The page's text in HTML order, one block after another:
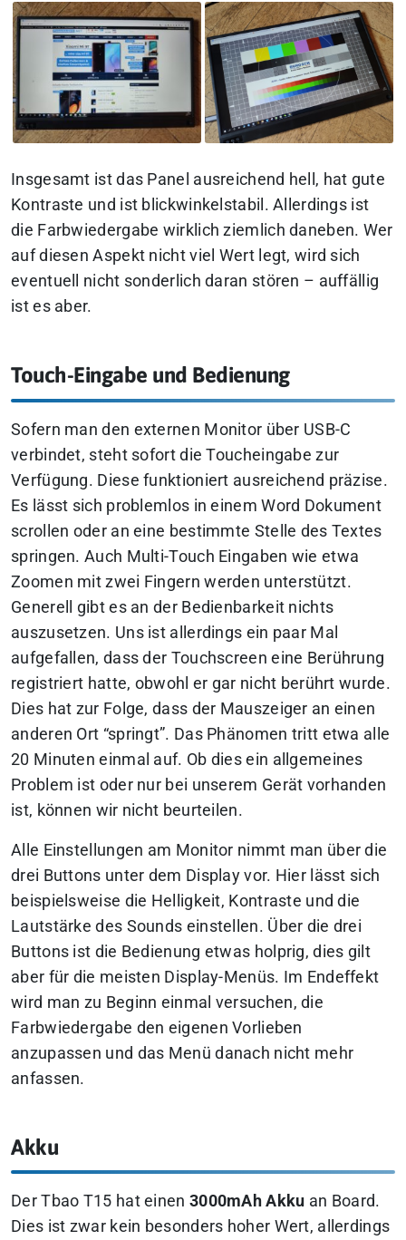
Insgesamt ist das Panel ausreichend hell, hat gute
Kontraste und ist blickwinkelstabil. Allerdings ist
die Farbwiedergabe wirklich ziemlich daneben. Wer
auf diesen Aspekt nicht viel Wert legt, wird sich
eventuell nicht sonderlich daran stören – auffällig
ist es aber.
Touch-Eingabe und Bedienung
Sofern man den externen Monitor über USB-C
verbindet, steht sofort die Toucheingabe zur
Verfügung. Diese funktioniert ausreichend präzise.
Es lässt sich problemlos in einem Word Dokument
scrollen oder an eine bestimmte Stelle des Textes
springen. Auch Multi-Touch Eingaben wie etwa
Zoomen mit zwei Fingern werden unterstützt.
Generell gibt es an der Bedienbarkeit nichts
auszusetzen. Uns ist allerdings ein paar Mal
aufgefallen, dass der Touchscreen eine Berührung
registriert hatte, obwohl er gar nicht berührt wurde.
Dies hat zur Folge, dass der Mauszeiger an einen
anderen Ort “springt”. Das Phänomen tritt etwa alle
20 Minuten einmal auf. Ob dies ein allgemeines
Problem ist oder nur bei unserem Gerät vorhanden
ist, können wir nicht beurteilen.
Alle Einstellungen am Monitor nimmt man über die
drei Buttons unter dem Display vor. Hier lässt sich
beispielsweise die Helligkeit, Kontraste und die
Lautstärke des Sounds einstellen. Über die drei
Buttons ist die Bedienung etwas holprig, dies gilt
aber für die meisten Display-Menüs. Im Endeffekt
wird man zu Beginn einmal versuchen, die
Farbwiedergabe den eigenen Vorlieben
anzupassen und das Menü danach nicht mehr
anfassen.
Akku
Der Tbao T15 hat einen 3000mAh Akku an Board.
Dies ist zwar kein besonders hoher Wert, allerdings